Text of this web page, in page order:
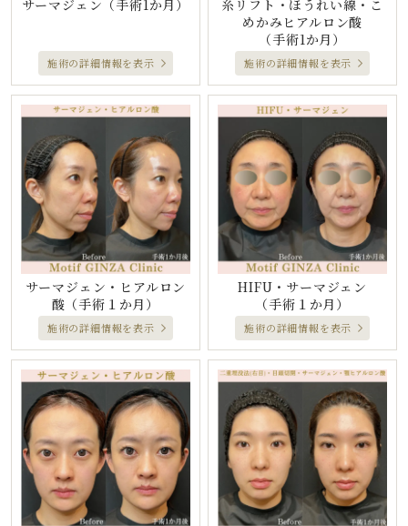
サーマジェン （手術1か月）
施術の詳細情報を表示
糸リフト・ほうれい線・こ
めかみヒアルロン酸
（手術1か月）
施術の詳細情報を表示
サーマジェン・ヒアルロン
酸 （手術１か月）
施術の詳細情報を表示
HIFU・サーマジェン
（手術１か月）
施術の詳細情報を表示